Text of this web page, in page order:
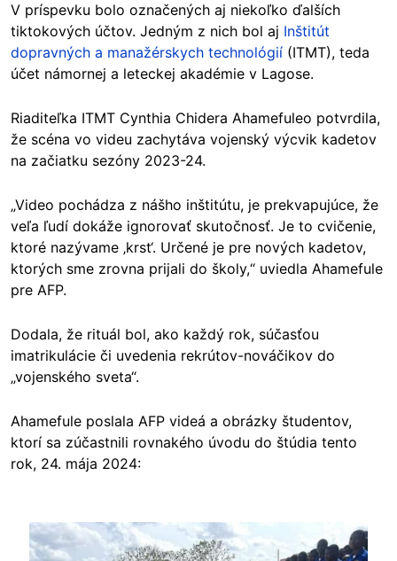
V príspevku bolo označených aj niekoľko ďalších
tiktokových účtov. Jedným z nich bol aj Inštitút
dopravných a manažérskych technológií (ITMT), teda
účet námornej a leteckej akadémie v Lagose.
Riaditeľka ITMT Cynthia Chidera Ahamefuleo potvrdila,
že scéna vo videu zachytáva vojenský výcvik kadetov
na začiatku sezóny 2023-24.
„Video pochádza z nášho inštitútu, je prekvapujúce, že
veľa ľudí dokáže ignorovať skutočnosť. Je to cvičenie,
ktoré nazývame ‚krst‘. Určené je pre nových kadetov,
ktorých sme zrovna prijali do školy,“ uviedla Ahamefule
pre AFP.
Dodala, že rituál bol, ako každý rok, súčasťou
imatrikulácie či uvedenia rekrútov-nováčikov do
„vojenského sveta“.
Ahamefule poslala AFP videá a obrázky študentov,
ktorí sa zúčastnili rovnakého úvodu do štúdia tento
rok, 24. mája 2024:
Image